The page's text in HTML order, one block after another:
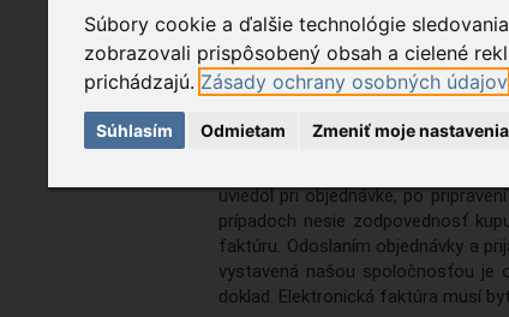
Súbory cookie a ďalšie technológie
zobrazovali prispôsobený obsah a cielené
prichádzajú. Zásady ochrany osobných údajov
Súhlasím Odmietam Zmeniť moje nastavenia
Spôsob platby
Balík bude doručený kuriérskou
produktmi.
Faktúra
uviedol pri objednávke, po
prípadoch nesie zodpovednosť
faktúru. Odoslaním objednávky a
vystavená našou spoločnosťou je
doklad. Elektronická faktúra musí